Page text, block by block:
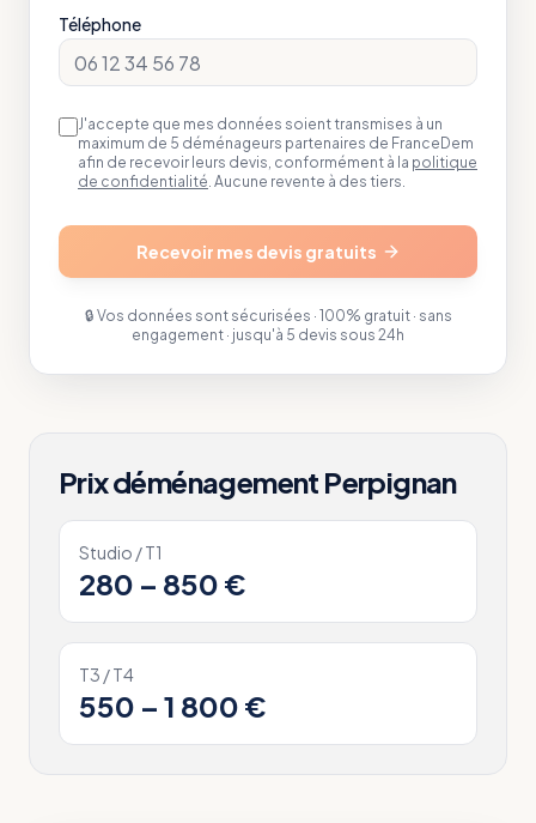
Téléphone
J'accepte que mes données soient transmises à un
maximum de 5 déménageurs partenaires de FranceDem
afin de recevoir leurs devis, conformément à la politique
de confidentialité. Aucune revente à des tiers.
Recevoir mes devis gratuits
🔒 Vos données sont sécurisées · 100% gratuit · sans
engagement · jusqu'à 5 devis sous 24h
Prix déménagement Perpignan
Studio / T1
280 – 850 €
T3 / T4
550 – 1 800 €